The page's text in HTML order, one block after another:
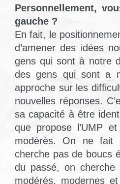
Personnellement,
gauche ?
En fait, le
d’amener des idées
gens qui sont à notre
des gens qui sont a
approche sur les
nouvelles réponses.
sa capacité à être
que propose l’UMP
modérés. On ne fait
cherche pas de boucs
du passé, on cherche
modérés, modernes